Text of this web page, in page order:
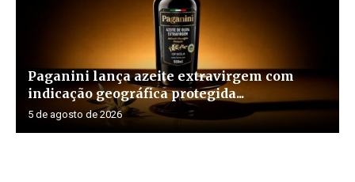
Paganini lança azeite extravirgem com
indicação geográfica protegida...
5 de agosto de 2026